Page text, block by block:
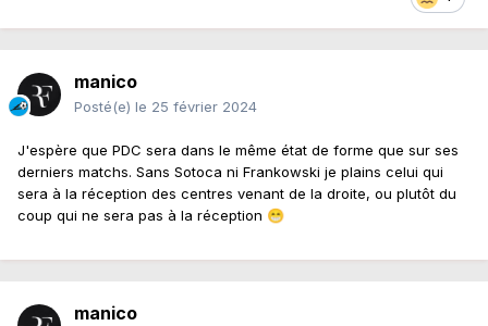
manico
Posté(e) le 25 février 2024
J'espère que PDC sera dans le même état de forme que sur ses
derniers matchs. Sans Sotoca ni Frankowski je plains celui qui
sera à la réception des centres venant de la droite, ou plutôt du
coup qui ne sera pas à la réception 😁
manico